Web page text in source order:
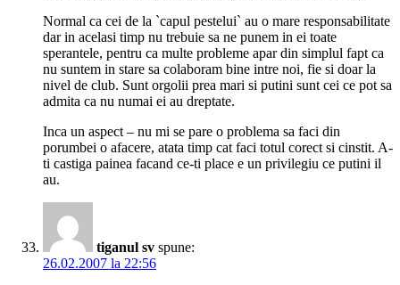
Normal ca cei de la `capul pestelui` au o mare responsabilitate
dar in acelasi timp nu trebuie sa ne punem in ei toate
sperantele, pentru ca multe probleme apar din simplul fapt ca
nu suntem in stare sa colaboram bine intre noi, fie si doar la
nivel de club. Sunt orgolii prea mari si putini sunt cei ce pot sa
admita ca nu numai ei au dreptate.
Inca un aspect – nu mi se pare o problema sa faci din
porumbei o afacere, atata timp cat faci totul corect si cinstit. A-
ti castiga painea facand ce-ti place e un privilegiu ce putini il
au.
tiganul sv spune:
26.02.2007 la 22:56